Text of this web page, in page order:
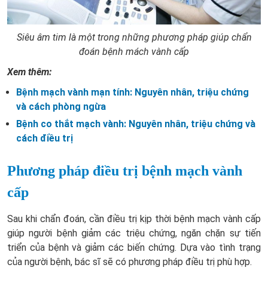
Siêu âm tim là một trong những phương pháp giúp chẩn
đoán bệnh mách vành cấp
Xem thêm:
Bệnh mạch vành mạn tính: Nguyên nhân, triệu chứng
và cách phòng ngừa
Bệnh co thắt mạch vành: Nguyên nhân, triệu chứng và
cách điều trị
Phương pháp điều trị bệnh mạch vành
cấp
Sau khi chẩn đoán, cần điều trị kịp thời bệnh mạch vành cấp
giúp người bệnh giảm các triệu chứng, ngăn chặn sự tiến
triển của bệnh và giảm các biến chứng. Dựa vào tình trạng
của người bệnh, bác sĩ sẽ có phương pháp điều trị phù hợp.